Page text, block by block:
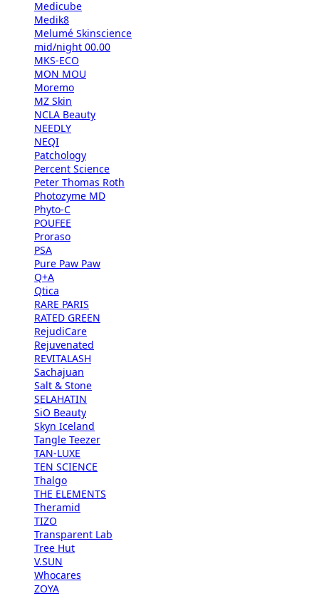
Medicube
Medik8
Melumé Skinscience
mid/night 00.00
MKS-ECO
MON MOU
Moremo
MZ Skin
NCLA Beauty
NEEDLY
NEQI
Patchology
Percent Science
Peter Thomas Roth
Photozyme MD
Phyto-C
POUFEE
Proraso
PSA
Pure Paw Paw
Q+A
Qtica
RARE PARIS
RATED GREEN
RejudiCare
Rejuvenated
REVITALASH
Sachajuan
Salt & Stone
SELAHATIN
SiO Beauty
Skyn Iceland
Tangle Teezer
TAN-LUXE
TEN SCIENCE
Thalgo
THE ELEMENTS
Theramid
TIZO
Transparent Lab
Tree Hut
V.SUN
Whocares
ZOYA